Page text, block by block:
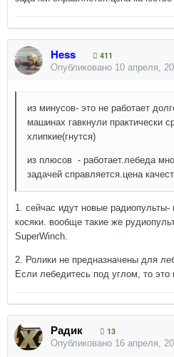
Hess
411
Опубликовано 10 апреля,
из минусов- это не работает
машинах гавкнули практически
хлипкие(гнутся)
из плюсов - работает.лебеда
задачей справляется.цена
1. сейчас идут новые радиопульты-
косяки. вообще такие же
SuperWinch.
2. Ролики не предназначены для
Если лебедитесь под углом, то это
Радик
13
Опубликовано 16 апреля,